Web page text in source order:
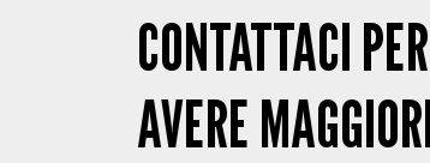
CONTATTACI PER
AVERE